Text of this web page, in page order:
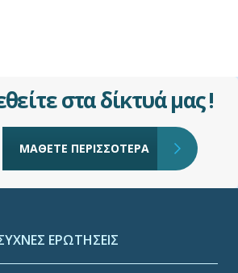
στα δίκτυά μας !
ΜΑΘΕΤΕ ΠΕΡΙΣΣΟΤΕΡΑ
ΕΡΩΤΗΣΕΙΣ